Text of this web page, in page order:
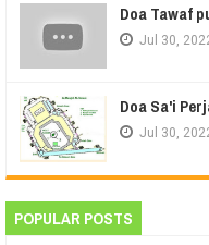
Doa Tawaf
Jul 30,
Doa Sa'i
Jul 30,
POPULAR POSTS